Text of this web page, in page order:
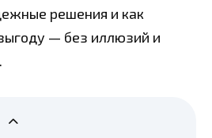
решения и как
— без иллюзий и